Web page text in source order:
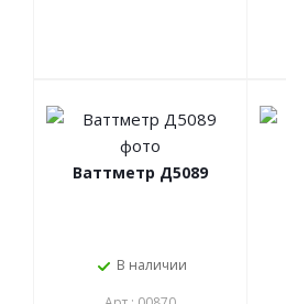
Ваттметр Д5089
В наличии